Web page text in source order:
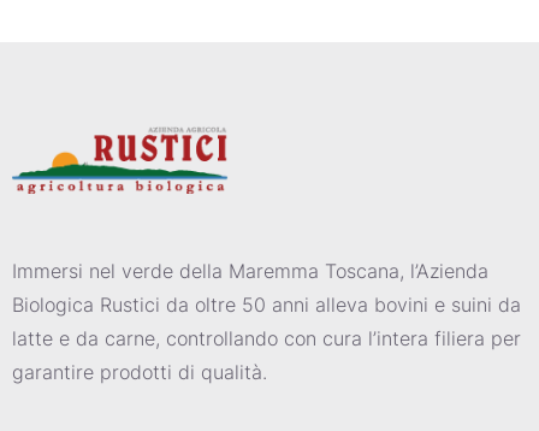
Immersi nel verde della Maremma Toscana, l’Azienda
Biologica Rustici da oltre 50 anni alleva bovini e suini da
latte e da carne, controllando con cura l’intera filiera per
garantire prodotti di qualità.